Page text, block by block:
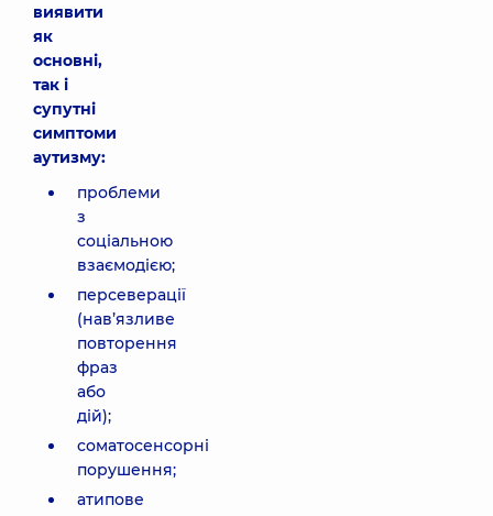
виявити
як
основні,
так і
супутні
симптоми
аутизму:
проблеми
з
соціальною
взаємодією;
персеверації
(нав’язливе
повторення
фраз
або
дій);
соматосенсорні
порушення;
атипове